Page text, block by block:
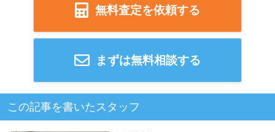
無料査定を依頼する
まずは無料相談する
この記事を書いたスタッフ